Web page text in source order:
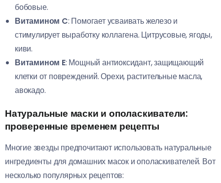
бобовые.
Витамином C: Помогает усваивать железо и
стимулирует выработку коллагена. Цитрусовые, ягоды,
киви.
Витамином E: Мощный антиоксидант, защищающий
клетки от повреждений. Орехи, растительные масла,
авокадо.
Натуральные маски и ополаскиватели:
проверенные временем рецепты
Многие звезды предпочитают использовать натуральные
ингредиенты для домашних масок и ополаскивателей. Вот
несколько популярных рецептов: